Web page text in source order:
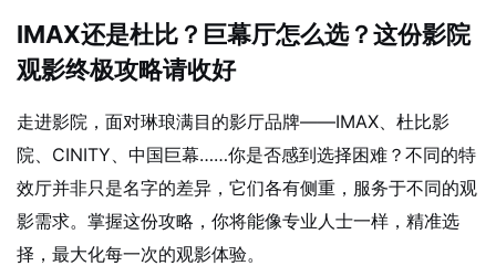
IMAX还是杜比？巨幕厅怎么选？这份影院
观影终极攻略请收好
走进影院，面对琳琅满目的影厅品牌——IMAX、杜比影
院、CINITY、中国巨幕……你是否感到选择困难？不同的特
效厅并非只是名字的差异，它们各有侧重，服务于不同的观
影需求。掌握这份攻略，你将能像专业人士一样，精准选
择，最大化每一次的观影体验。